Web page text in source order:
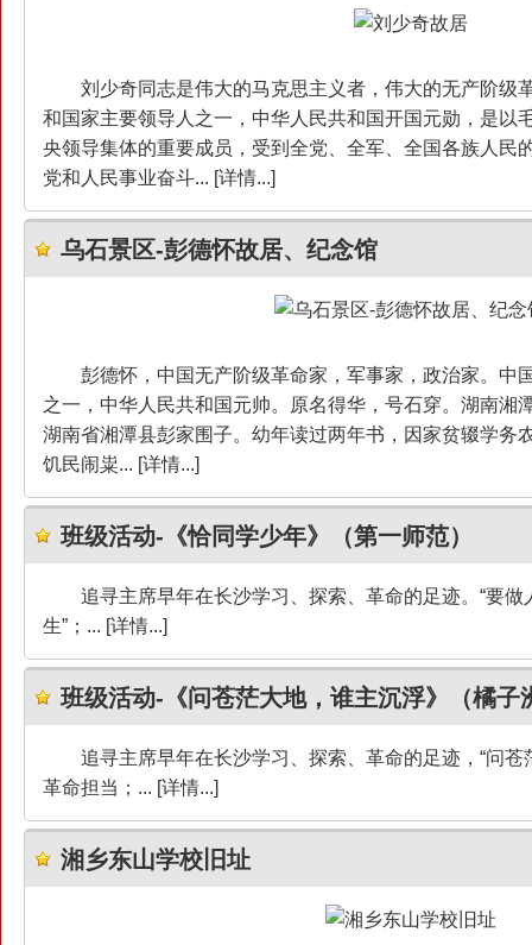
刘少奇同志是伟大的马克思主义者，伟大的无产阶级
和国家主要领导人之一，中华人民共和国开国元勋，是以
央领导集体的重要成员，受到全党、全军、全国各族人民
党和人民事业奋斗... [详情...]
乌石景区-彭德怀故居、纪念馆
彭德怀，中国无产阶级革命家，军事家，政治家。中
之一，中华人民共和国元帅。原名得华，号石穿。湖南湘
湖南省湘潭县彭家围子。幼年读过两年书，因家贫辍学务
饥民闹粜... [详情...]
班级活动-《恰同学少年》（第一师范）
追寻主席早年在长沙学习、探索、革命的足迹。“要
生”；... [详情...]
班级活动-《问苍茫大地，谁主沉浮》（橘子
追寻主席早年在长沙学习、探索、革命的足迹，“问苍
革命担当；... [详情...]
湘乡东山学校旧址